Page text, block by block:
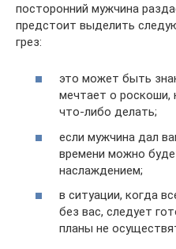
посторонний мужчина
предстоит выделить
грез:
это может быть
мечтает о роскоши,
что-либо делать;
если мужчина дал
времени можно
наслаждением;
в ситуации, когда
без вас, следует
планы не